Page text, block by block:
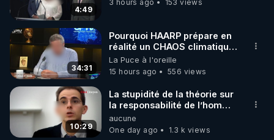
https://www.facebook.com/lelibre.penseur.1
• Facebook :
https://www.facebook.com/LeLibrePenseur.org
https://crowdbunker.com/@leLibrePenseurOrg
• Odysee :
https://odysee.com/@LeLibrePenseur.org:2
• Rumble : https://rumble.com/user/SalimLaibiLLP
• Twitter (X) : https://twitter.com/LLP_Le_Vrai
4:49
3 hours ago
153 views
34:31
Pourquoi HAARP prépare en
réalité un CHAOS climatique,
on répond
La Puce à l'oreille
15 hours ago
556 views
10:29
La stupidité de la théorie sur
la responsabilité de l’homme
concernant le dioxyde de
carbone.
aucune
One day ago
1.3 k views